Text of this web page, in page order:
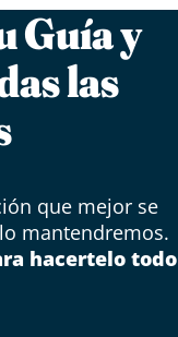
Guía y
las
que mejor se
mantendremos.
hacertelo todo